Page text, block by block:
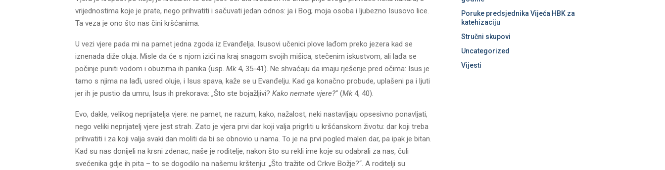
vrijednostima koje je prate, nego prihvatiti i sačuvati jedan odnos: ja i Bog; moja osoba i ljubezno Isusovo lice.
Ta veza je ono što nas čini kršćanima.
U vezi vjere pada mi na pamet jedna zgoda iz Evanđelja. Isusovi učenici plove lađom preko jezera kad se
iznenada diže oluja. Misle da će s njom izići na kraj snagom svojih mišica, stečenim iskustvom, ali lađa se
počinje puniti vodom i obuzima ih panika (usp. Mk4, 35-41). Ne shvaćaju da imaju rješenje pred očima: Isus je
tamo s njima na lađi, usred oluje, i Isus spava, kaže se u Evanđelju. Kad ga konačno probude, uplašeni pa i ljuti
jer ih je pustio da umru, Isus ih prekorava: „Što ste bojažljivi? Kako nemate vjere?“ (Mk4, 40).
Evo, dakle, velikog neprijatelja vjere: ne pamet, ne razum, kako, nažalost, neki nastavljaju opsesivno ponavljati,
nego veliki neprijatelj vjere jest strah. Zato je vjera prvi dar koji valja prigrliti u kršćanskom životu: dar koji treba
prihvatiti i za koji valja svaki dan moliti da bi se obnovio u nama. To je na prvi pogled malen dar, pa ipak je bitan.
Kad su nas donijeli na krsni zdenac, naše je roditelje, nakon što su rekli ime koje su odabrali za nas, čuli
svećenika gdje ih pita – to se dogodilo na našemu krštenju: „Što tražite od Crkve Božje?“. A roditelji su
Poruke predsjednika Vijeća HBK za
katehizaciju
Stručni skupovi
Uncategorized
Vijesti